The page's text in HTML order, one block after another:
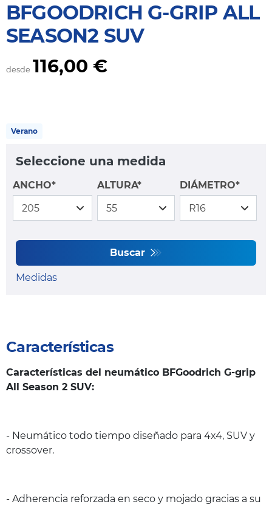
BFGOODRICH G-GRIP ALL
SEASON2 SUV
desde 116,00 €
Verano
Seleccione una medida
ANCHO* ALTURA* DIÁMETRO*
Buscar
Medidas
Características
Características del neumático BFGoodrich G-grip
All Season 2 SUV:
- Neumático todo tiempo diseñado para 4x4, SUV y
crossover.
- Adherencia reforzada en seco y mojado gracias a su